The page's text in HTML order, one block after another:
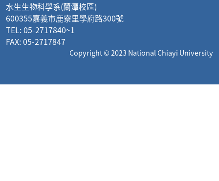
水生生物科學系(蘭潭校區)
600355嘉義市鹿寮里學府路300號
TEL: 05-2717840~1
FAX: 05-2717847
Copyright © 2023 National Chiayi University